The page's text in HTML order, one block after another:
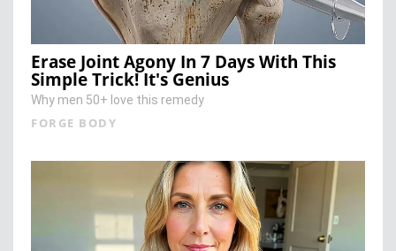
Erase Joint Agony In 7 Days With This
Simple Trick! It's Genius
Why men 50+ love this remedy
FORGE BODY